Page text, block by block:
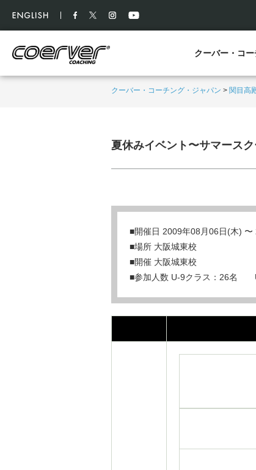
クーバー・コ
クーバー・コーチング・ジャパン > 関目高
夏休みイベント〜サマース
■開催日 2009年08月06日(木) 〜
■場所 大阪城東校
■開催 大阪城東校
■参加人数 U-9クラス：26名